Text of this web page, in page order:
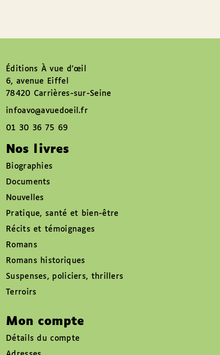
Éditions À vue d’œil
6, avenue Eiffel
78420 Carrières-sur-Seine
infoavo@avuedoeil.fr
01 30 36 75 69
Nos livres
Biographies
Documents
Nouvelles
Pratique, santé et bien-être
Récits et témoignages
Romans
Romans historiques
Suspenses, policiers, thrillers
Terroirs
Mon compte
Détails du compte